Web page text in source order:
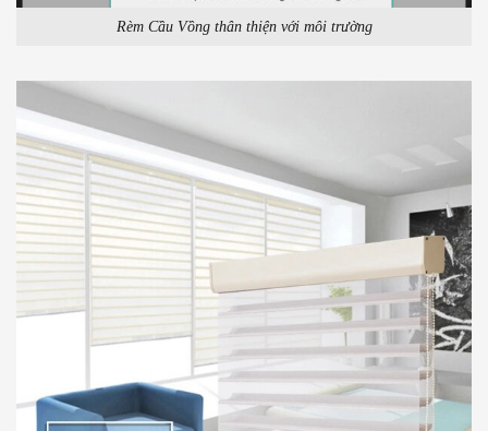
Rèm Cầu Vồng thân thiện với môi trường